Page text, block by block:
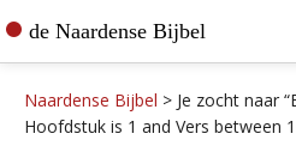
de Naardense Bijbel
Teksten raadplegen
Naardense Bijbel > Je zocht naar
Hoofdstuk is 1 and Vers between